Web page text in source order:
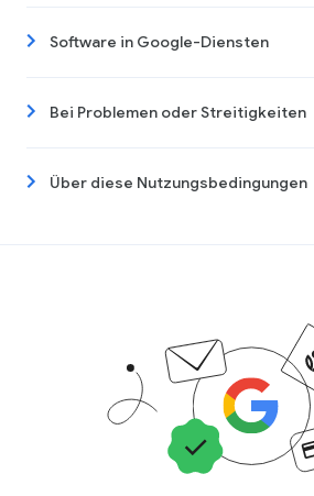
Software in Google-Diensten
Bei Problemen oder Streitigkeiten
Über diese Nutzungsbedingungen